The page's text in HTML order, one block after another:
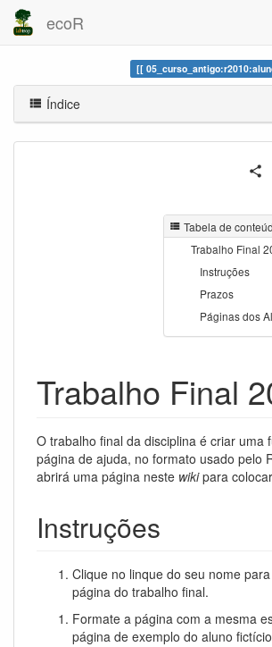
ecoR
Índice
Tabela de
Trabalho Final
Instruções
Prazos
Páginas dos
Trabalho Final
O trabalho final da disciplina é criar uma
página de ajuda, no formato usado pelo
abrirá uma página neste wikipara
Instruções
Clique no linque do seu nome
página do trabalho final.
Formate a página com a mesma
página de exemplo do aluno